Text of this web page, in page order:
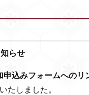
らせ
申込みフォームへのリ
たしました。